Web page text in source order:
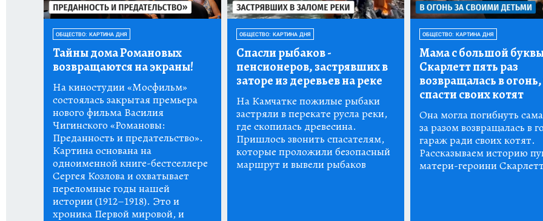
ОБЩЕСТВО: КАРТИНА ДНЯ
Тайны дома Романовых
возвращаются на экраны!
На киностудии «Мосфильм»
состоялась закрытая премьера
нового фильма Василия
Чигинского «Романовы:
Преданность и предательство».
Картина основана на
одноименной книге-бестселлере
Сергея Козлова и охватывает
переломные годы нашей
истории (1912–1918). Это и
хроника Первой мировой, и
ОБЩЕСТВО: КАРТИНА ДНЯ
Спасли рыбаков-
пенсионеров, застрявших в
заторе из деревьев на реке
На Камчатке пожилые рыбаки
застряли в перекате русла реки,
где скопилась древесина.
Пришлось звонить спасателям,
которые проложили безопасный
маршрут и вывели рыбаков
ОБЩЕСТВО: КАРТИНА ДНЯ
Мама с большой
Скарлетт пять раз
возвращалась в
спасти своих котят
Она могла погибнуть
за разом возвращалась в
гараж ради своих котят.
Рассказываем историю
матери-героини Скарлетт